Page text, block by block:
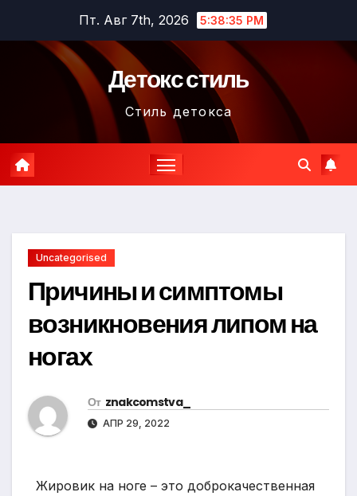
содержимому
Пт. Авг 7th, 2026 5:38:36 PM
Детокс стиль
Стиль детокса
Uncategorised
Причины и симптомы
возникновения липом на
ногах
От znakcomstva_
АПР 29, 2022
Жировик на ноге – это доброкачественная